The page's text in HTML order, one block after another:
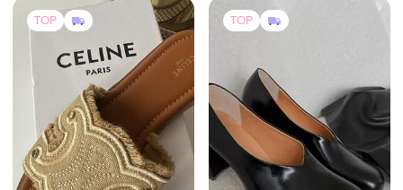
TOP TOP